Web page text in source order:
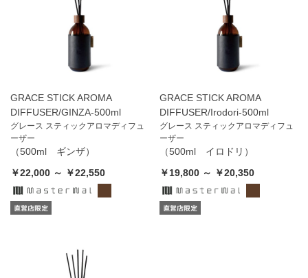
GRACE STICK AROMA
DIFFUSER/GINZA-500ml
グレース スティックアロマディフュ
ーザー
（500ml ギンザ）
￥22,000 ～ ￥22,550
GRACE STICK AROMA
DIFFUSER/Irodori-500ml
グレース スティックアロマディフュ
ーザー
（500ml イロドリ）
￥19,800 ～ ￥20,350